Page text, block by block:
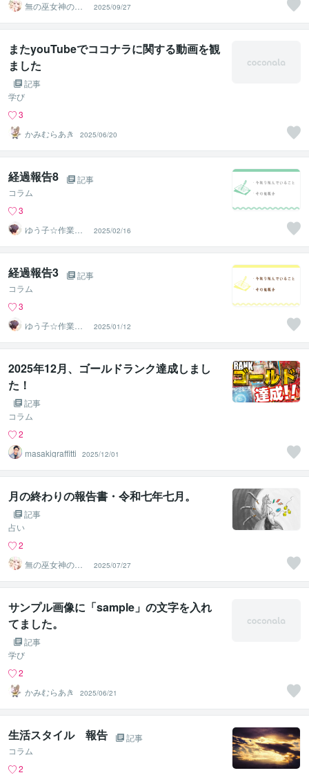
無の巫女神の狼
龍沾狐（ろうり
ゅうせんこ）
2025/09/27
またyouTubeでココナラに関する動画を観
ました
記事
学び
3
かみむらあき
2025/06/20
経過報告8
記事
コラム
3
ゆう子☆作業療
法士＆ライフコ
ーチ
2025/02/16
経過報告3
記事
コラム
3
ゆう子☆作業療
法士＆ライフコ
ーチ
2025/01/12
2025年12月、ゴールドランク達成しまし
た！
記事
コラム
2
masakigraffitti
2025/12/01
月の終わりの報告書・令和七年七月。
記事
占い
2
無の巫女神の狼
龍沾狐（ろうり
ゅうせんこ）
2025/07/27
サンプル画像に「sample」の文字を入れ
てました。
記事
学び
2
かみむらあき
2025/06/21
生活スタイル 報告
記事
コラム
2